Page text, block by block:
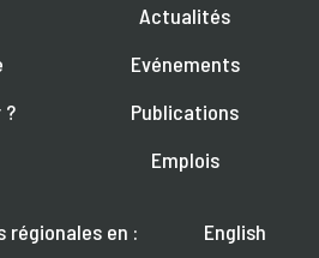
Actualités
Evénements
Publications
Emplois
régionales en :
English